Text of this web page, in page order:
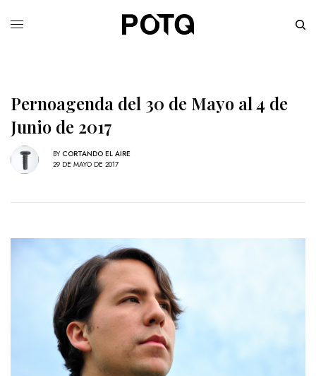
Pernoagenda del 30 de Mayo al 4 de
Junio de 2017
BY CORTANDO EL AIRE
29 DE MAYO DE 2017